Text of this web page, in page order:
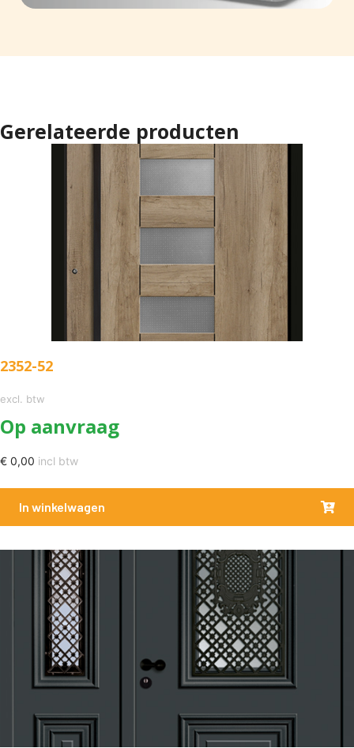
Gerelateerde producten
2352-52
excl. btw
Op aanvraag
€ 0,00 incl btw
In winkelwagen